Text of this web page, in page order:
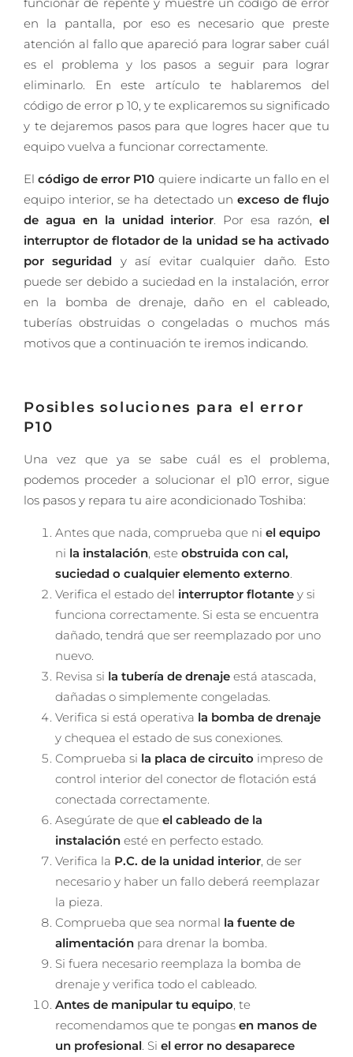
en la pantalla, por eso es necesario que preste
atención al fallo que apareció para lograr saber cuál
es el problema y los pasos a seguir para lograr
eliminarlo. En este artículo te hablaremos del
código de error p 10, y te explicaremos su significado
y te dejaremos pasos para que logres hacer que tu
equipo vuelva a funcionar correctamente.
Elcódigo de error P10 quiere indicarte un fallo en el
equipo interior, se ha detectado un exceso de flujo
de agua en la unidad interior. Por esa razón,el
interruptor de flotador de la unidad se ha activado
por seguridad y así evitar cualquier daño. Esto
puede ser debido a suciedad en la instalación, error
en la bomba de drenaje, daño en el cableado,
tuberías obstruidas o congeladas o muchos más
motivos que a continuación te iremos indicando.
Posibles soluciones para el error
P10
Una vez que ya se sabe cuál es el problema,
podemos proceder a solucionar el p10 error, sigue
los pasos y repara tu aire acondicionado Toshiba:
Antes que nada, comprueba que ni el equipo
ni la instalación, este obstruida con cal,
suciedad o cualquier elemento externo.
Verifica el estado del interruptor flotante y si
funciona correctamente. Si esta se encuentra
dañado, tendrá que ser reemplazado por uno
nuevo.
Revisa si la tubería de drenaje está atascada,
dañadas o simplemente congeladas.
Verifica si está operativa la bomba de drenaje
y chequea el estado de sus conexiones.
Comprueba si la placa de circuito impreso de
control interior del conector de flotación está
conectada correctamente.
Asegúrate de que el cableado de la
instalación esté en perfecto estado.
Verifica la P.C. de la unidad interior, de ser
necesario y haber un fallo deberá reemplazar
la pieza.
Comprueba que sea normal la fuente de
alimentación para drenar la bomba.
Si fuera necesario reemplaza la bomba de
drenaje y verifica todo el cableado.
Antes de manipular tu equipo, te
recomendamos que te pongas en manos de
un profesional. Si el error no desaparece